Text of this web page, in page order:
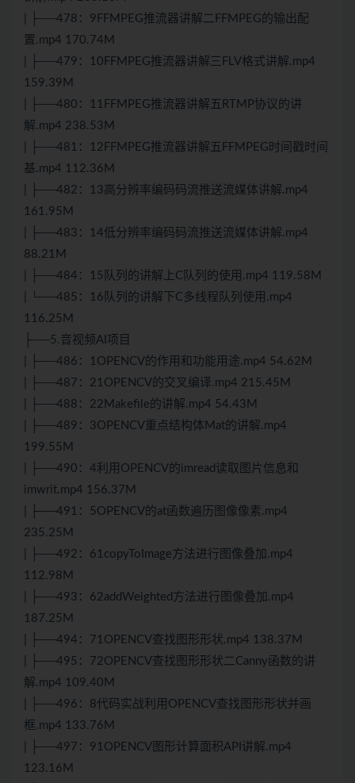
| ├──478：9FFMPEG推流器讲解二FFMPEG的输出配
置.mp4 170.74M
| ├──479：10FFMPEG推流器讲解三FLV格式讲解.mp4
159.39M
| ├──480：11FFMPEG推流器讲解五RTMP协议的讲
解.mp4 238.53M
| ├──481：12FFMPEG推流器讲解五FFMPEG时间戳时间
基.mp4 112.36M
| ├──482：13高分辨率编码码流推送流媒体讲解.mp4
161.95M
| ├──483：14低分辨率编码码流推送流媒体讲解.mp4
88.21M
| ├──484：15队列的讲解上C队列的使用.mp4 119.58M
| └──485：16队列的讲解下C多线程队列使用.mp4
116.25M
├──5.音视频AI项目
| ├──486：1OPENCV的作用和功能用途.mp4 54.62M
| ├──487：21OPENCV的交叉编译.mp4 215.45M
| ├──488：22Makefile的讲解.mp4 54.43M
| ├──489：3OPENCV重点结构体Mat的讲解.mp4
199.55M
| ├──490：4利用OPENCV的imread读取图片信息和
imwrit.mp4 156.37M
| ├──491：5OPENCV的at函数遍历图像像素.mp4
235.25M
| ├──492：61copyToImage方法进行图像叠加.mp4
112.98M
| ├──493：62addWeighted方法进行图像叠加.mp4
187.25M
| ├──494：71OPENCV查找图形形状.mp4 138.37M
| ├──495：72OPENCV查找图形形状二Canny函数的讲
解.mp4 109.40M
| ├──496：8代码实战利用OPENCV查找图形形状并画
框.mp4 133.76M
| ├──497：91OPENCV图形计算面积API讲解.mp4
123.16M